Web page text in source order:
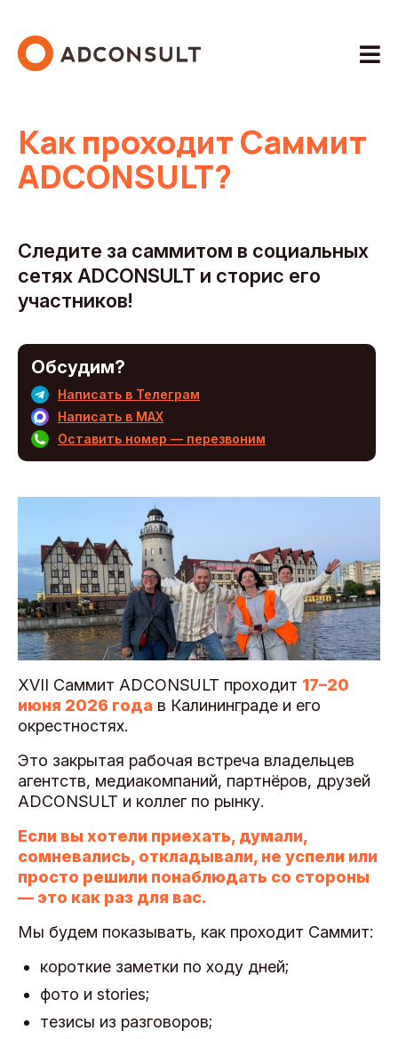
Как проходит Саммит
ADCONSULT?
Следите за саммитом в социальных
сетях ADCONSULT и сторис его
участников!
Обсудим?
Написать в Телеграм
Написать в MAX
Оставить номер — перезвоним
XVII Саммит ADCONSULT проходит 17–20
июня 2026 года в Калининграде и его
окрестностях.
Это закрытая рабочая встреча владельцев
агентств, медиакомпаний, партнёров, друзей
ADCONSULT и коллег по рынку.
Если вы хотели приехать, думали,
сомневались, откладывали, не успели или
просто решили понаблюдать со стороны
— это как раз для вас.
Мы будем показывать, как проходит Саммит:
короткие заметки по ходу дней;
фото и stories;
тезисы из разговоров;